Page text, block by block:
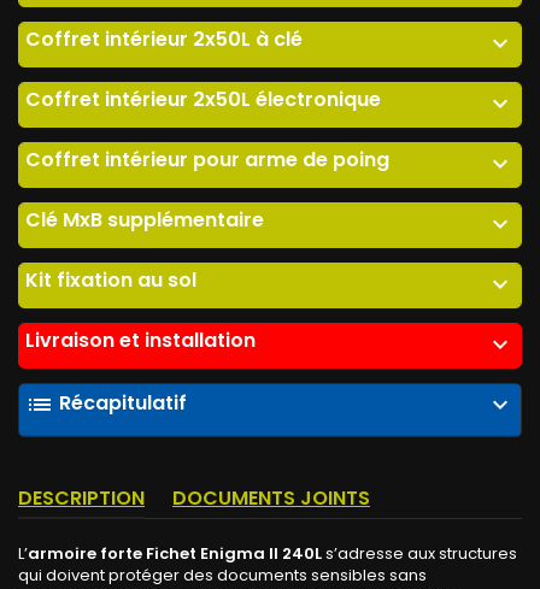
Coffret intérieur 2x50L à clé expand_more
Coffret intérieur 2x50L électronique expand_more
Coffret intérieur pour arme de poing expand_more
Clé MxB supplémentaire expand_more
Kit fixation au sol expand_more
Livraison et installation expand_more
list Récapitulatif expand_more
DESCRIPTION DOCUMENTS JOINTS
L’armoire forte Fichet Enigma II 240Ls’adresse aux structures
qui doivent protéger des documents sensibles sans